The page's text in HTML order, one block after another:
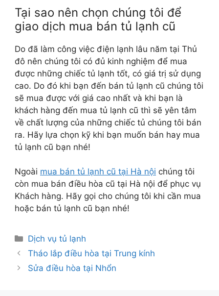
Tại sao nên chọn chúng tôi để
giao dịch mua bán tủ lạnh cũ
Do đã làm công việc điện lạnh lâu năm tại Thủ
đô nên chúng tôi có đủ kinh nghiệm để mua
được những chiếc tủ lạnh tốt, có giá trị sử dụng
cao. Do đó khi bạn đến bán tủ lạnh cũ chúng tôi
sẽ mua được với giá cao nhất và khi bạn là
khách hàng đến mua tủ lạnh cũ thì sẽ yên tâm
về chất lượng của những chiếc tủ chúng tôi bán
ra. Hãy lựa chọn kỹ khi bạn muốn bán hay mua
tủ lạnh cũ bạn nhé!
Ngoài mua bán tủ lạnh cũ tại Hà nội chúng tôi
còn mua bán điều hòa cũ tại Hà nội để phục vụ
Khách hàng. Hãy gọi cho chúng tôi khi cần mua
hoặc bán tủ lạnh cũ bạn nhé!
Danh
mục
Dịch vụ tủ lạnh
Tháo lắp điều hòa tại Trung kính
Sửa điều hòa tại Nhổn